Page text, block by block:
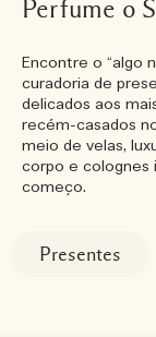
Perfume o
Encontre o “algo
curadoria de
delicados aos
recém-casados
meio de velas,
corpo e colognes
começo.
Presentes